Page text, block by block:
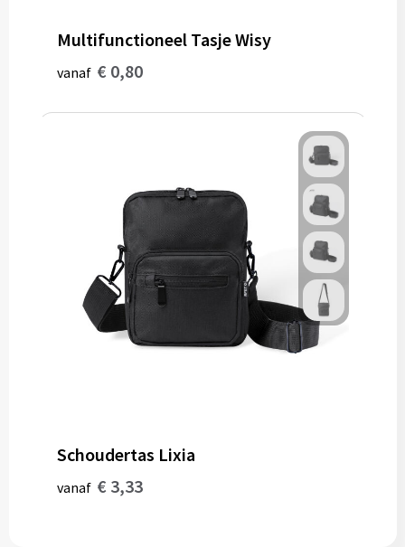
Multifunctioneel Tasje Wisy
vanaf € 0,80
Schoudertas Lixia
vanaf € 3,33